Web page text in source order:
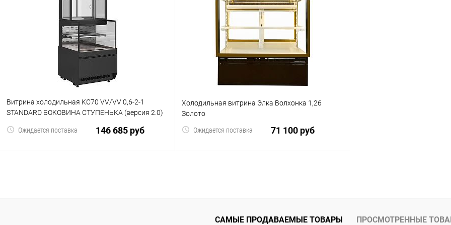
Купить в 1 клик Сравнение Купить в 1 клик Сравнение
В избранное
Витрина холодильная KC70 VV/VV 0,6-2-1
STANDARD БОКОВИНА СТУПЕНЬКА (версия 2.0)
Ожидается поставка
146 685 руб
Купить в 1 клик Сравнение
Холодильная витрина Элка Волхонка 1,26
Золото
Ожидается поставка 71 100 руб
Купить в 1 клик Сравнение
САМЫЕ ПРОДАВАЕМЫЕ ТОВАРЫ ПРОСМОТРЕННЫЕ